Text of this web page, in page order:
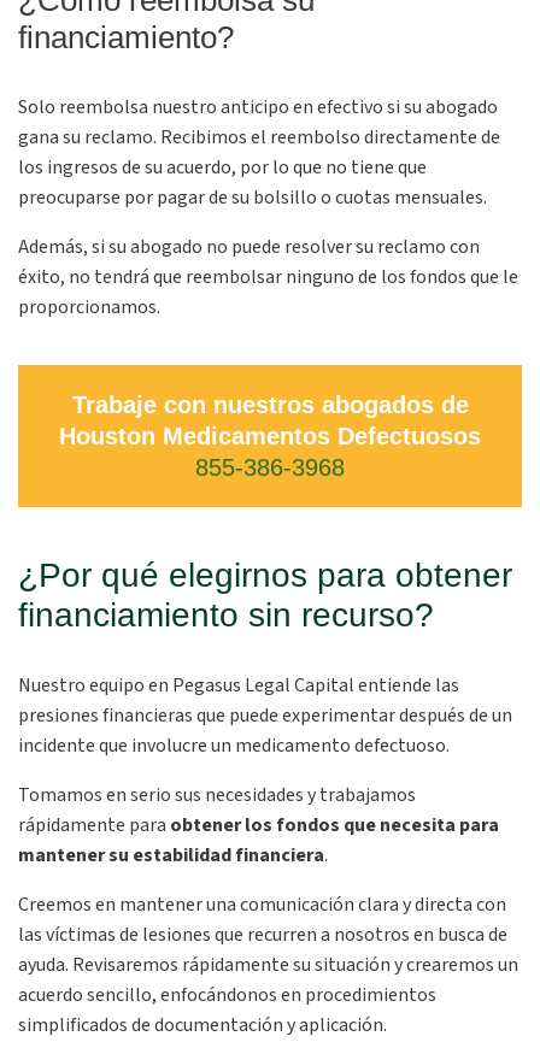
financiamiento?
Solo reembolsa nuestro anticipo en efectivo si su abogado
gana su reclamo. Recibimos el reembolso directamente de
los ingresos de su acuerdo, por lo que no tiene que
preocuparse por pagar de su bolsillo o cuotas mensuales.
Además, si su abogado no puede resolver su reclamo con
éxito, no tendrá que reembolsar ninguno de los fondos que le
proporcionamos.
Trabaje con nuestros abogados de
Houston Medicamentos Defectuosos
855-386-3968
¿Por qué elegirnos para obtener
financiamiento sin recurso?
Nuestro equipo en Pegasus Legal Capital entiende las
presiones financieras que puede experimentar después de un
incidente que involucre un medicamento defectuoso.
Tomamos en serio sus necesidades y trabajamos
rápidamente para obtener los fondos que necesita para
mantener su estabilidad financiera.
Creemos en mantener una comunicación clara y directa con
las víctimas de lesiones que recurren a nosotros en busca de
ayuda. Revisaremos rápidamente su situación y crearemos un
acuerdo sencillo, enfocándonos en procedimientos
simplificados de documentación y aplicación.